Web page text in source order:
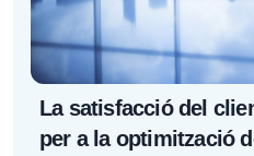
La satisfacció del
per a la optimització